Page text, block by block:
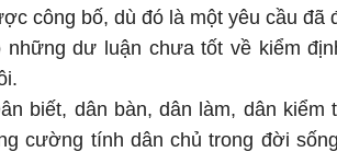
công bố, dù đó là một yêu cầu đã
những dư luận chưa tốt về kiểm
biết, dân bàn, dân làm, dân
cường tính dân chủ trong đời